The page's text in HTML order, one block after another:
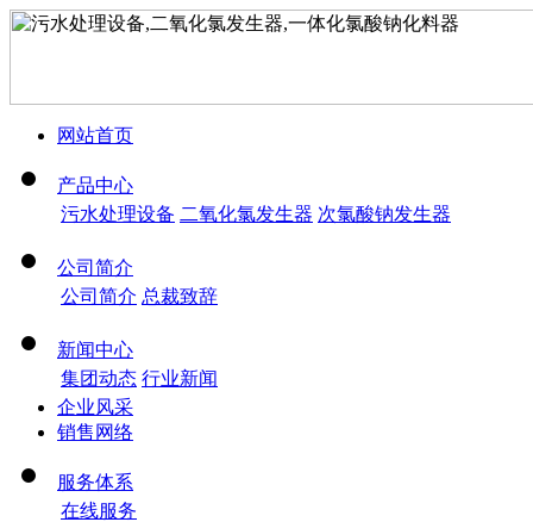
网站首页
产品中心
污水处理设备 二氧化氯发生器 次氯酸钠发生器
公司简介
公司简介 总裁致辞
新闻中心
集团动态 行业新闻
企业风采
销售网络
服务体系
在线服务